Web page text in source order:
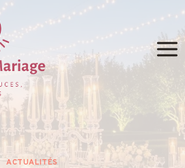
ACTUALITÉS